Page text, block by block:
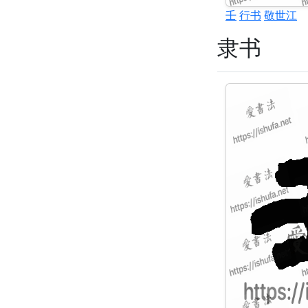
壬行书 敬世江
隶书